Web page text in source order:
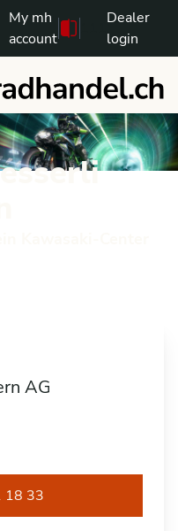
My mh
account
Dealer
login
AG
18 33